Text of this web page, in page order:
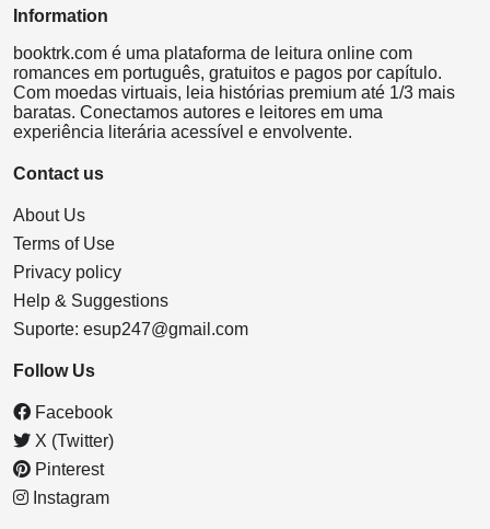
Information
booktrk.com é uma plataforma de leitura online com
romances em português, gratuitos e pagos por capítulo.
Com moedas virtuais, leia histórias premium até 1/3 mais
baratas. Conectamos autores e leitores em uma
experiência literária acessível e envolvente.
Contact us
About Us
Terms of Use
Privacy policy
Help & Suggestions
Suporte: esup247@gmail.com
Follow Us
Facebook
X (Twitter)
Pinterest
Instagram